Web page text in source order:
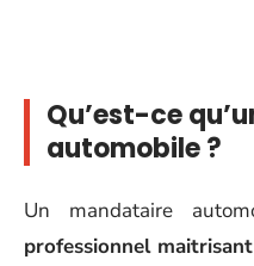
Qu’est-ce
automobile ?
Un mandataire
professionnel